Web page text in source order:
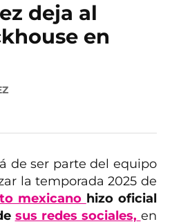
deja al
en
de ser parte del equipo
la temporada 2025 de
mexicano hizo oficial
sus redes sociales, en